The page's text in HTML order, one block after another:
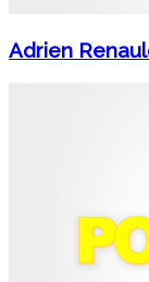
Adrien